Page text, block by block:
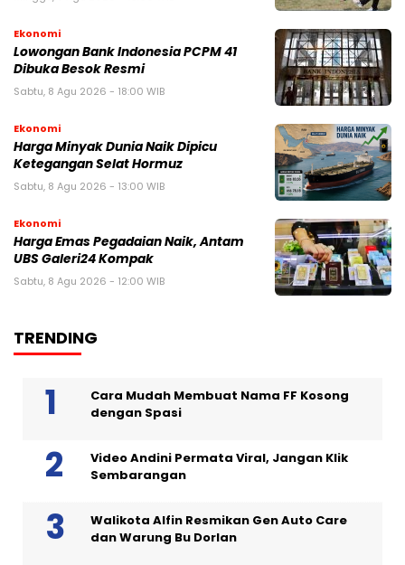
Ekonomi
Lowongan Bank Indonesia PCPM 41
Dibuka Besok Resmi
Sabtu, 8 Agu 2026 - 18:00 WIB
Ekonomi
Harga Minyak Dunia Naik Dipicu
Ketegangan Selat Hormuz
Sabtu, 8 Agu 2026 - 13:00 WIB
Ekonomi
Harga Emas Pegadaian Naik, Antam
UBS Galeri24 Kompak
Sabtu, 8 Agu 2026 - 12:00 WIB
TRENDING
Cara Mudah Membuat Nama FF Kosong
dengan Spasi
Video Andini Permata Viral, Jangan Klik
Sembarangan
Walikota Alfin Resmikan Gen Auto Care
dan Warung Bu Dorlan